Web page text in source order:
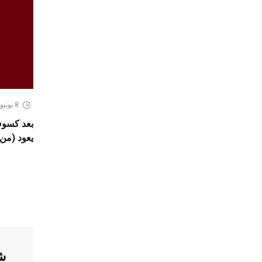
8 يونيو، 2026
يعود (من 2 الى 9 جويلية